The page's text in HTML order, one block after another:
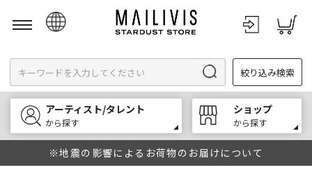
English
한국어
中文
絞り込み検索
アーティスト/タレント
から探す
ショップ
から探す
※地震の影響によるお荷物のお届けについて